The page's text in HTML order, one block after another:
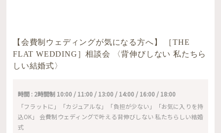
【会費制ウェディングが気になる方へ】 ［THE
FLAT WEDDING］相談会 〈背伸びしない 私たちら
しい結婚式〉
時間 : 2時間制 10:00 / 11:00 / 13:00 / 14:00 / 16:00 / 18:00
「フラットに」「カジュアルな」「負担が少ない」「お気に入りを持
込OK」 会費制ウェディングで叶える背伸びしない 私たちらしい結婚
式